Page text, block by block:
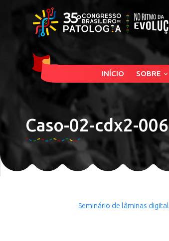
Caso-02-cdx2-006
INÍCIO SOBRE
Seminário de lâminas digital